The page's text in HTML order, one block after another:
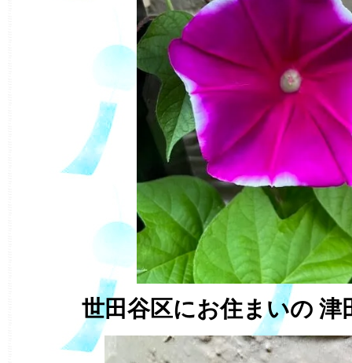
世田谷区にお住まいの 津